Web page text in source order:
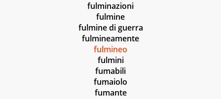
fulminazioni
fulmine
fulmine di guerra
fulmineamente
fulmineo
fulmini
fumabili
fumaiolo
fumante